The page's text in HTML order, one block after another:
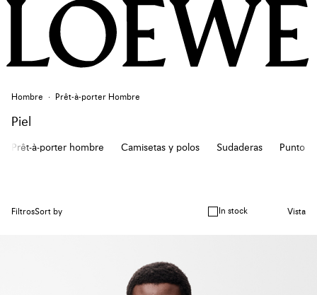
Hombre Prêt-à-porter Hombre
Piel
Prêt-à-porter hombre Camisetas y polos Sudaderas Punto
FiltrosSort by In stock Vista